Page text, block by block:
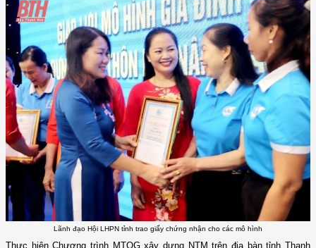
Lãnh đạo Hội LHPN tỉnh trao giấy chứng nhận cho các mô hình
Thực hiện Chương trình MTQG xây dựng NTM trên địa bàn tỉnh Thanh